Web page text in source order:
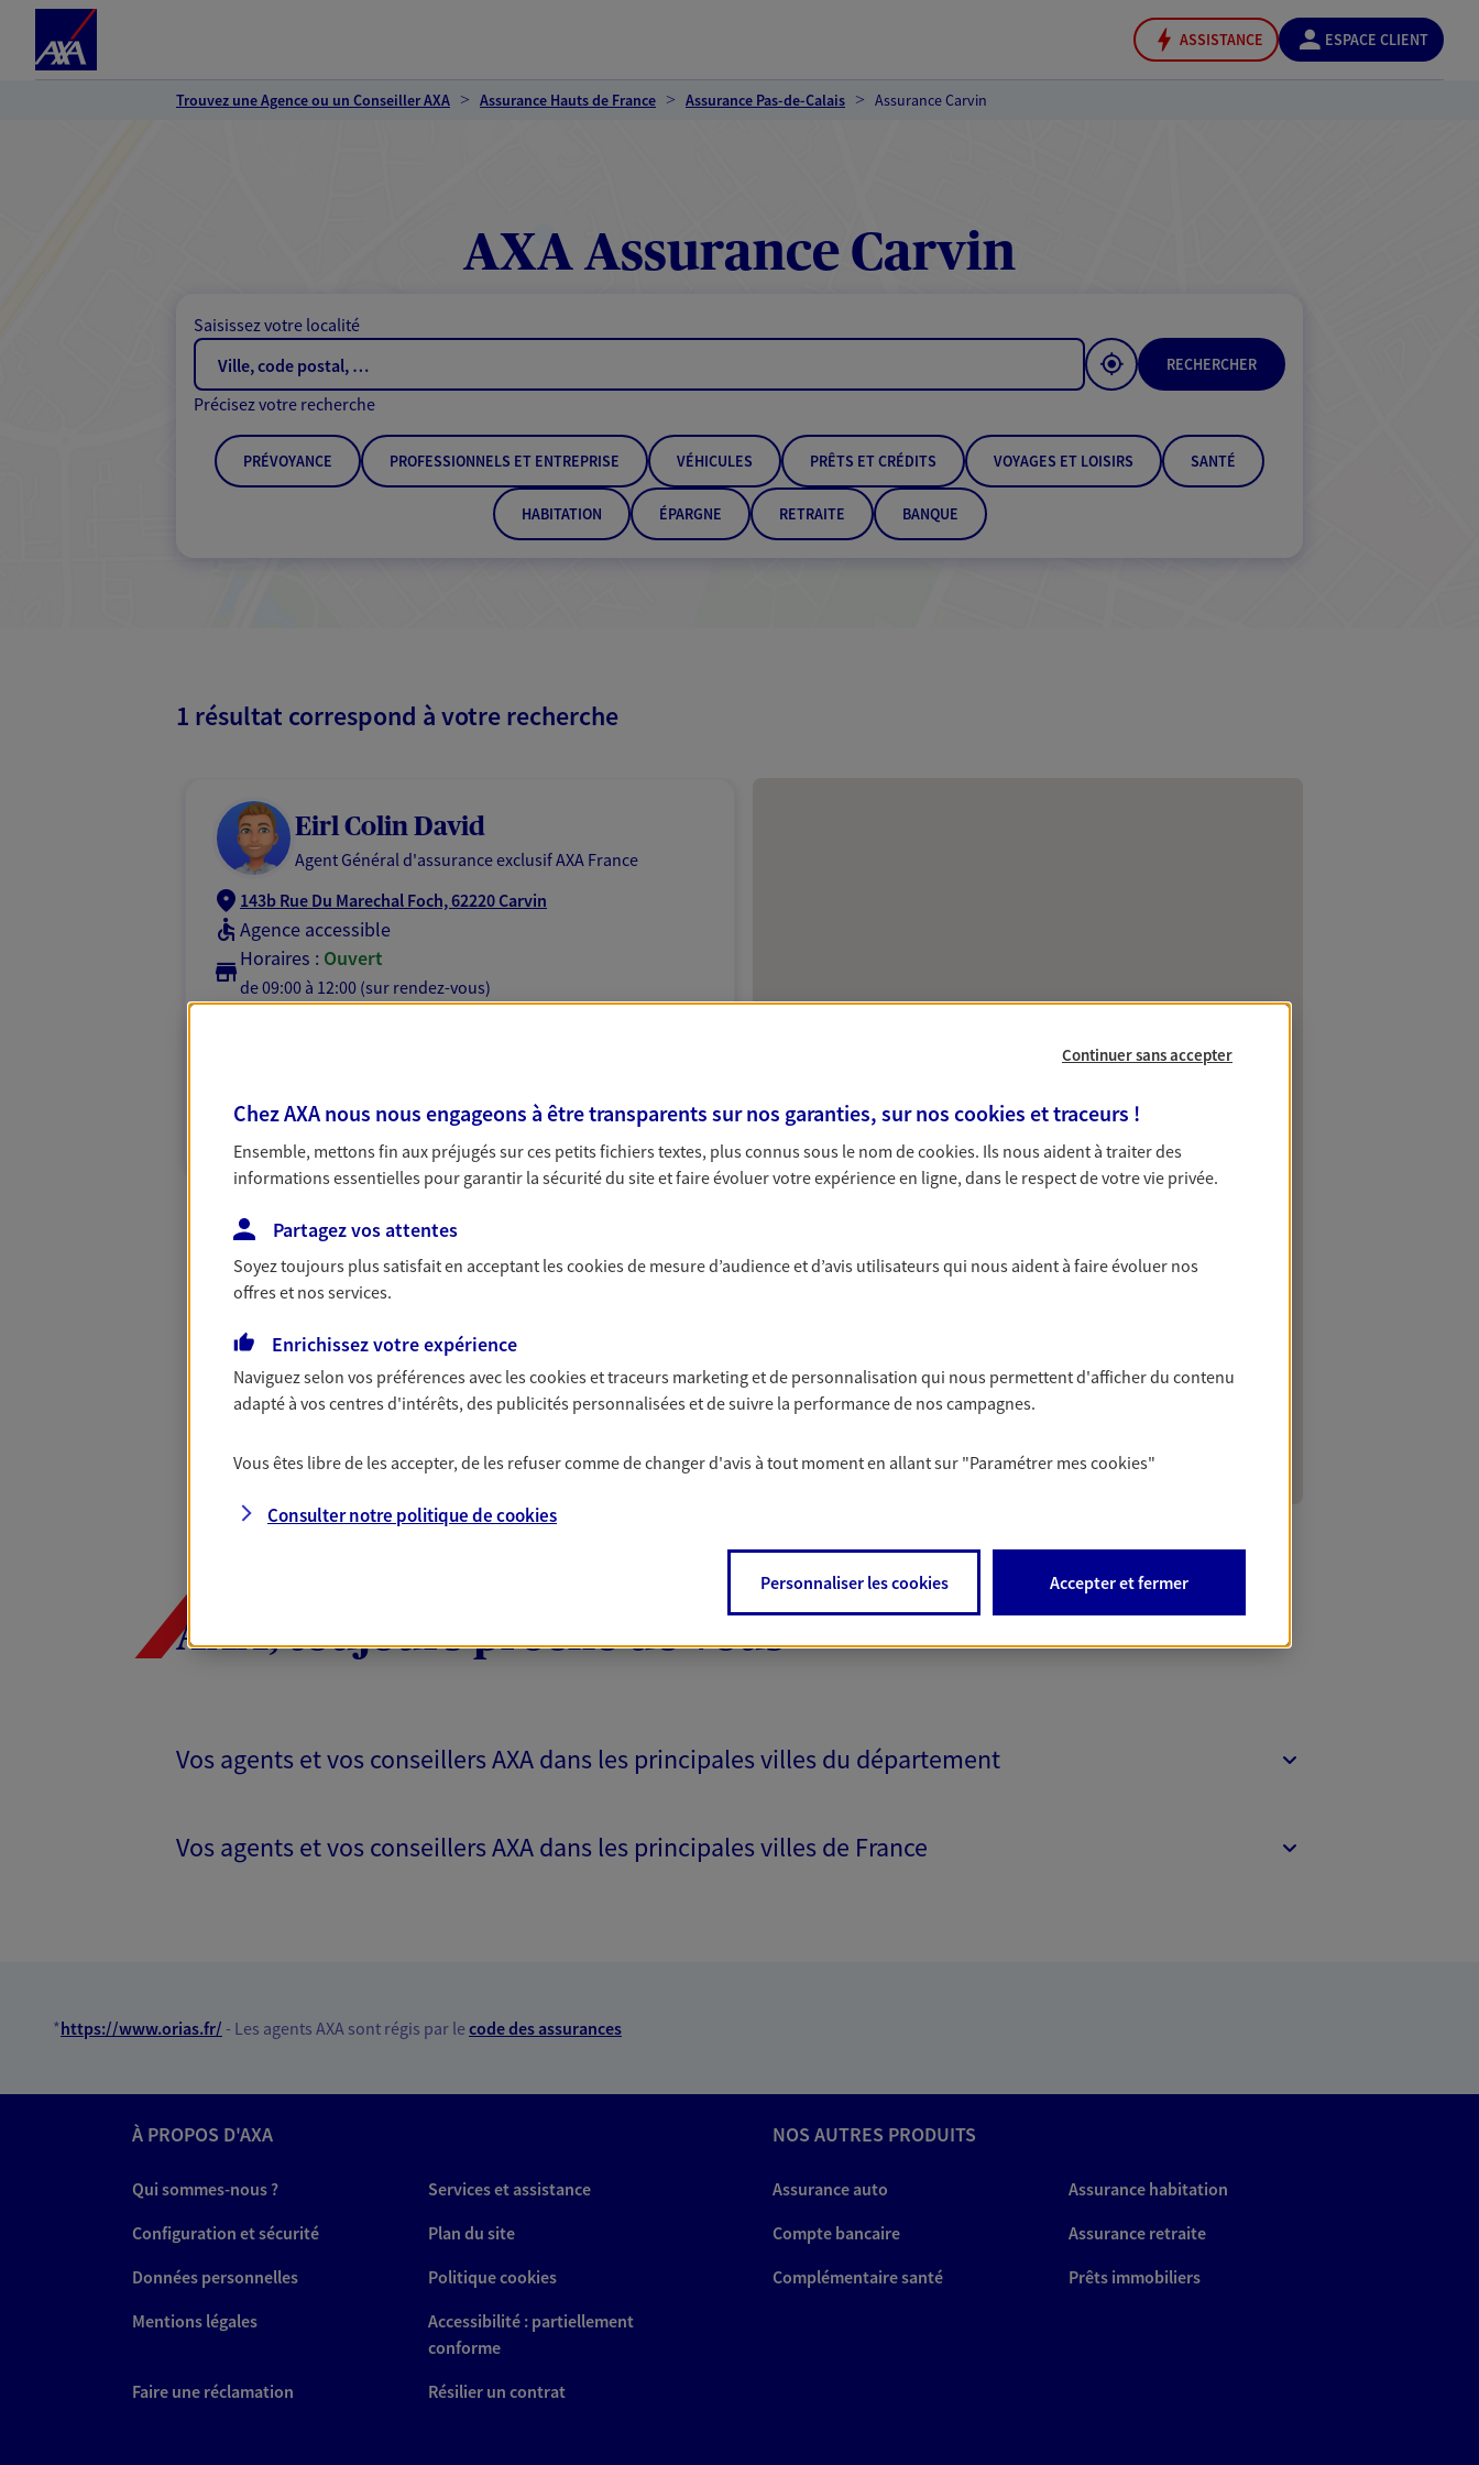
ASSISTANCE ESPACE CLIENT
Trouvez une Agence ou un Conseiller AXA Assurance Hauts de France Assurance Pas-de-Calais Assurance Carvin
AXA Assurance Carvin
Saisissez votre localité
RECHERCHER
Précisez votre recherche
PRÉVOYANCE PROFESSIONNELS ET ENTREPRISE VÉHICULES PRÊTS ET CRÉDITS VOYAGES ET LOISIRS SANTÉ
HABITATION ÉPARGNE RETRAITE BANQUE
1 résultat correspond à votre recherche
Eirl Colin David
Agent Général d'assurance exclusif AXA France
143b Rue Du Marechal Foch, 62220 Carvin
Agence accessible
Horaires : Ouvert
de 09:00 à 12:00 (sur rendez-vous)
N° Orias * (orias.fr) : 14003845
AXA, toujours proche de vous
Vos agents et vos conseillers AXA dans les principales villes du département
Vos agents et vos conseillers AXA dans les principales villes de France
*https://www.orias.fr/ - Les agents AXA sont régis par lecode des assurances
À PROPOS D'AXA
Qui sommes-nous ?
Services et assistance
Configuration et sécurité
Plan du site
Données personnelles
Politique cookies
Mentions légales
Accessibilité : partiellement
conforme
Faire une réclamation
Résilier un contrat
NOS AUTRES PRODUITS
Assurance auto
Assurance habitation
Compte bancaire
Assurance retraite
Complémentaire santé
Prêts immobiliers
Continuer sans accepter
Chez AXA nous nous engageons à être transparents sur nos garanties, sur nos cookies et traceurs !
Ensemble, mettons fin aux préjugés sur ces petits fichiers textes, plus connus sous le nom decookies. Ils nous aident à traiter des
informations essentielles pour garantir la sécurité du site et faire évoluer votre expérience en ligne, dans le respect de votre vie privée.
Partagez vos attentes
Soyez toujours plus satisfait en acceptant lescookiesde mesure d’audience et d’avis utilisateurs qui nous aident à faire évoluer nos
offres et nos services.
Enrichissez votre expérience
Naviguez selon vos préférences avec lescookies et traceurs marketing et de personnalisation qui nous permettent d'afficher du contenu
adapté à vos centres d'intérêts, des publicités personnalisées et de suivre la performance de nos campagnes.
Vous êtes libre de les accepter, de les refuser comme de changer d'avis à tout moment en allant sur "Paramétrer mescookies"
Consulter notre politique decookies
Personnaliser les cookies Accepter et fermer